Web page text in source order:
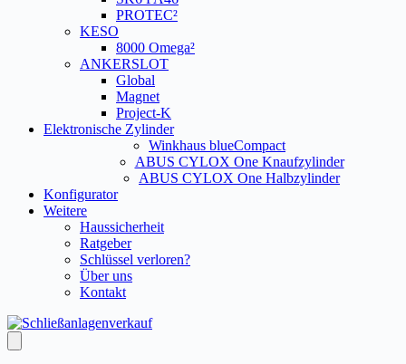
PROTEC²
KESO
8000 Omega²
ANKERSLOT
Global
Magnet
Project-K
Elektronische Zylinder
Winkhaus blueCompact
ABUS CYLOX One Knaufzylinder
ABUS CYLOX One Halbzylinder
Konfigurator
Weitere
Haussicherheit
Ratgeber
Schlüssel verloren?
Über uns
Kontakt